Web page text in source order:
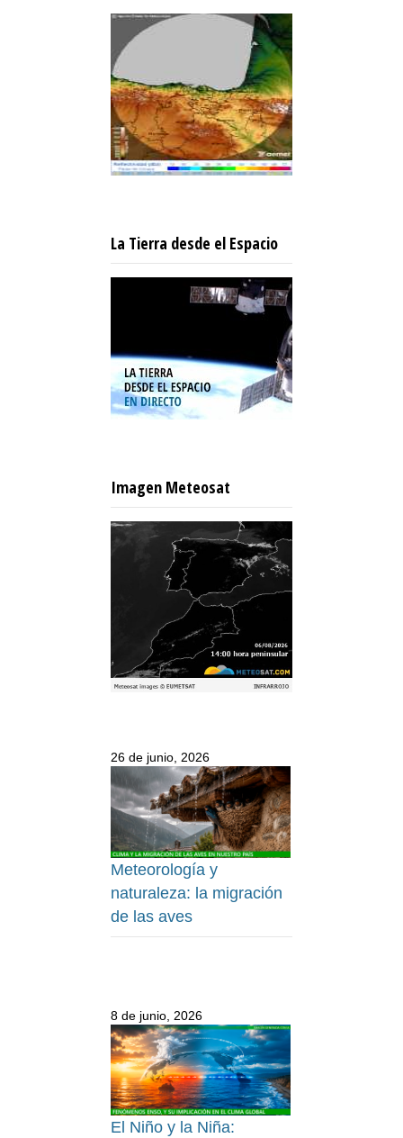
La Tierra desde el Espacio
Imagen Meteosat
26 de junio, 2026
Meteorología y
naturaleza: la migración
de las aves
8 de junio, 2026
El Niño y la Niña: